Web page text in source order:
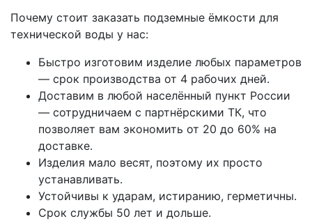
Почему стоит заказать подземные ёмкости для
технической воды у нас:
Быстро изготовим изделие любых параметров
— срок производства от 4 рабочих дней.
Доставим в любой населённый пункт России
— сотрудничаем с партнёрскими ТК, что
позволяет вам экономить от 20 до 60% на
доставке.
Изделия мало весят, поэтому их просто
устанавливать.
Устойчивы к ударам, истиранию, герметичны.
Срок службы 50 лет и дольше.